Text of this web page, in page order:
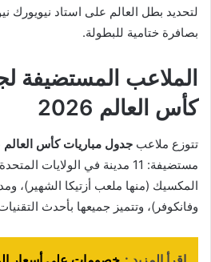
لتحديد بطل العالم على استاد نيويورك
بصافرة ختامية للبطولة.
الملاعب المستضيفة
كأس العالم 2026
تتوزع ملاعب جدول مباريات كأس العالم 2026
المكسيك (منها ملعب أزتيكا الشهير)،
وفانكوفر)، وتتميز جميعها بأحدث